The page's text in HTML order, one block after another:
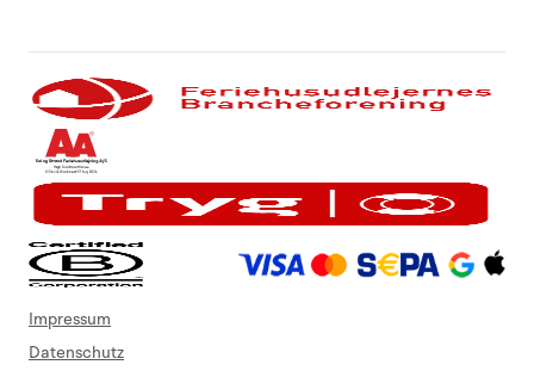
Impressum
Datenschutz